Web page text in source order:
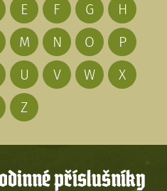
E F G
H
M N O
P
U V W
X
Z
příslušníky